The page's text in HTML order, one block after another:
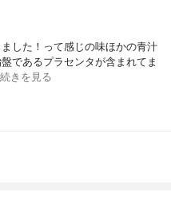
した！って感じの味ほかの青汁
であるプラセンタが含まれてま
続きを見る